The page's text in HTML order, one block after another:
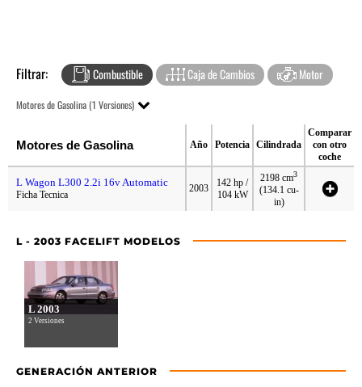
Filtrar: Combustible Caja de Cambios Motor
Motores de Gasolina (1 Versiones)
Motores de Gasolina Año Potencia Cilindrada
Comparar
con otro
coche
L Wagon L300 2.2i 16v Automatic
Ficha Tecnica
2003
142 hp /
104 kW
2198 cm3
(134.1 cu-
in)
L - 2003 FACELIFT MODELOS
L 2003
2 Versiones
GENERACIÓN ANTERIOR